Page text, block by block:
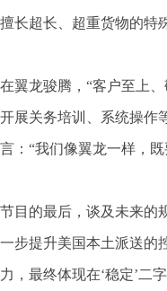
擅长超长、超重货物的特
在翼龙骏腾，“客户至上
开展关务培训、系统操作
言：“我们像翼龙一样，
节目的最后，谈及未来的
一步提升美国本土派送的
力，最终体现在‘稳定’